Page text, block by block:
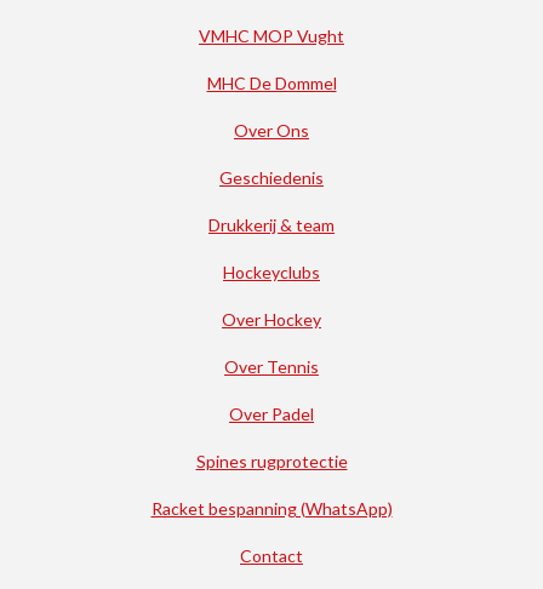
VMHC MOP Vught
MHC De Dommel
Over Ons
Geschiedenis
Drukkerij & team
Hockeyclubs
Over Hockey
Over Tennis
Over Padel
Spines rugprotectie
Racket bespanning (WhatsApp)
Contact